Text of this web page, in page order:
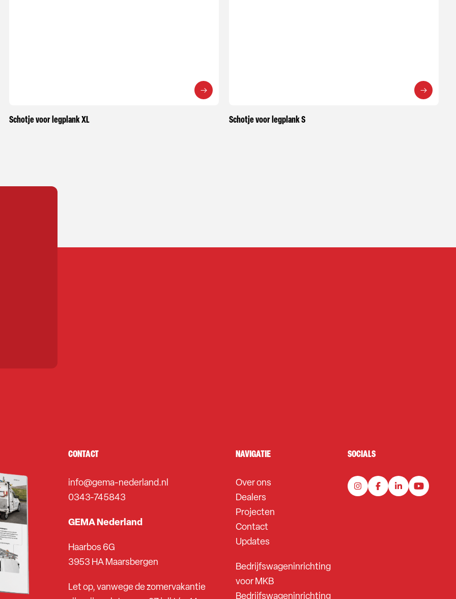
Schotje voor legplank XL Schotje voor legplank S
CONTACT
info@gema-nederland.nl
0343-745843
GEMA Nederland
Haarbos 6G
3953 HA Maarsbergen
Let op, vanwege de zomervakantie
NAVIGATIE
Over ons
Dealers
Projecten
Contact
Updates
Bedrijfswageninrichting
voor MKB
Bedrijfswageninrichting
SOCIALS